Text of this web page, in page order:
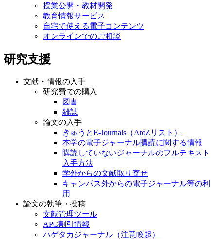
授業公開・教材開発
教育情報サービス
自宅で使える電子コンテンツ
オンラインでのご相談
研究支援
文献・情報の入手
研究費での購入
図書
雑誌
論文の入手
きゅうとE-Journals（AtoZリスト）
本学の電子ジャーナル購読に関する情報
購読していないジャーナルのフルテキスト
入手方法
学外からの文献取り寄せ
キャンパス外からの電子ジャーナル等の利
用
論文の執筆・投稿
文献管理ツール
APC割引情報
ハゲタカジャーナル（注意喚起）